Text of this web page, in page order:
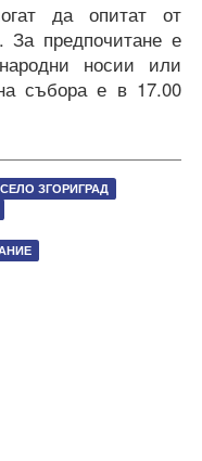
да опитат от
За предпочитане е
носии или
събора е в 17.00
СЕЛО ЗГОРИГРАД